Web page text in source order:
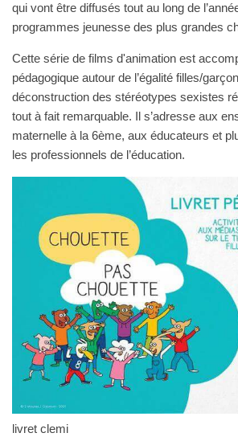
qui vont être diffusés tout au long de
programmes jeunesse des plus grandes
Cette série de films d'animation est
pédagogique autour de l’égalité filles/
déconstruction des stéréotypes sexistes
tout à fait remarquable. Il s’adresse aux
maternelle à la 6ème, aux éducateurs et
les professionnels de l’éducation.
livret clemi